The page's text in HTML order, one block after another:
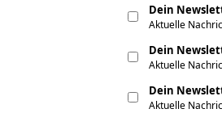
Dein
Aktuelle
Dein
Aktuelle
Dein
Aktuelle